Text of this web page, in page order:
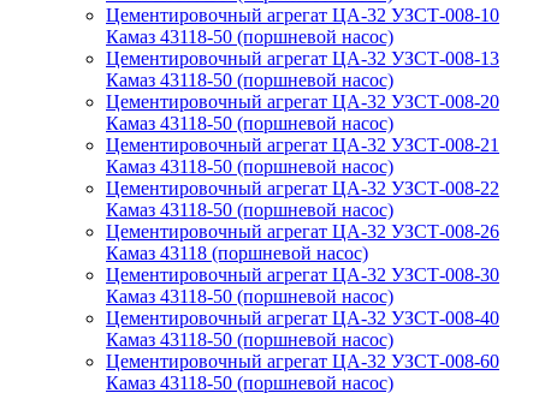
Цементировочный агрегат ЦА-32 УЗСТ-008-10
Камаз 43118-50 (поршневой насос)
Цементировочный агрегат ЦА-32 УЗСТ-008-13
Камаз 43118-50 (поршневой насос)
Цементировочный агрегат ЦА-32 УЗСТ-008-20
Камаз 43118-50 (поршневой насос)
Цементировочный агрегат ЦА-32 УЗСТ-008-21
Камаз 43118-50 (поршневой насос)
Цементировочный агрегат ЦА-32 УЗСТ-008-22
Камаз 43118-50 (поршневой насос)
Цементировочный агрегат ЦА-32 УЗСТ-008-26
Камаз 43118 (поршневой насос)
Цементировочный агрегат ЦА-32 УЗСТ-008-30
Камаз 43118-50 (поршневой насос)
Цементировочный агрегат ЦА-32 УЗСТ-008-40
Камаз 43118-50 (поршневой насос)
Цементировочный агрегат ЦА-32 УЗСТ-008-60
Камаз 43118-50 (поршневой насос)